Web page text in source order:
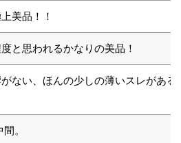
美品！！
と思われるかなりの美品！
ない、ほんの少しの薄いスレがある
。